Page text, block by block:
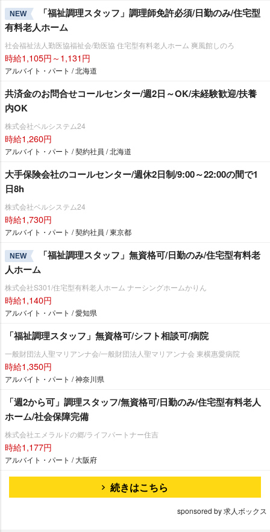
NEW
「福祉調理スタッフ」調理師免許必須/日勤のみ/住宅型
有料老人ホーム
社会福祉法人勤医協福祉会/勤医協 住宅型有料老人ホーム 爽風館しのろ
時給1,105円～1,131円
アルバイト・パート / 北海道
共済金のお問合せコールセンター/週2日～OK/未経験歓迎/扶養
内OK
株式会社ベルシステム24
時給1,260円
アルバイト・パート / 契約社員 / 北海道
大手保険会社のコールセンター/週休2日制/9:00～22:00の間で1
日8h
株式会社ベルシステム24
時給1,730円
アルバイト・パート / 契約社員 / 東京都
NEW
「福祉調理スタッフ」無資格可/日勤のみ/住宅型有料老
人ホーム
株式会社S301/住宅型有料老人ホーム ナーシングホームかりん
時給1,140円
アルバイト・パート / 愛知県
「福祉調理スタッフ」無資格可/シフト相談可/病院
一般財団法人聖マリアンナ会/一般財団法人聖マリアンナ会 東横惠愛病院
時給1,350円
アルバイト・パート / 神奈川県
「週2から可」調理スタッフ/無資格可/日勤のみ/住宅型有料老人
ホーム/社会保障完備
株式会社エメラルドの郷/ライフパートナー住吉
時給1,177円
アルバイト・パート / 大阪府
続きはこちら
sponsored by 求人ボックス